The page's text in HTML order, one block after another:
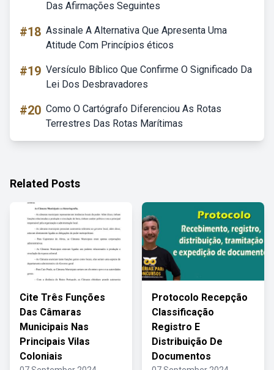
Das Afirmações Seguintes
#18 Assinale A Alternativa Que Apresenta Uma
Atitude Com Princípios éticos
#19 Versículo Bíblico Que Confirme O Significado Da
Lei Dos Desbravadores
#20 Como O Cartógrafo Diferenciou As Rotas
Terrestres Das Rotas Marítimas
Related Posts
Cite Três Funções
Das Câmaras
Municipais Nas
Principais Vilas
Coloniais
Protocolo Recepção
Classificação
Registro E
Distribuição De
Documentos